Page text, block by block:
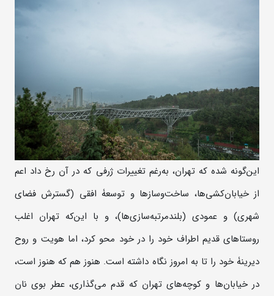
این‌گونه شده که تهران، به‌رغم تغییرات ژرفی که در آن رخ داد اعم
از خیابان‌کشی‌ها، ساخت‌و‌سازها و توسعۀ افقی (گسترش فضای
شهری) و عمودی (بلندمرتبه‌سازی‌ها)، و با این‌که تهران اغلب
روستاهای قدیم اطراف خود را در خود محو کرد، اما هویت و روح
دیرینۀ خود را تا به امروز نگاه داشته است. هنوز هم که هنوز است،
در خیابان‌ها و کوچه‌های تهران که قدم می‌گذاری، عطر بوی نان